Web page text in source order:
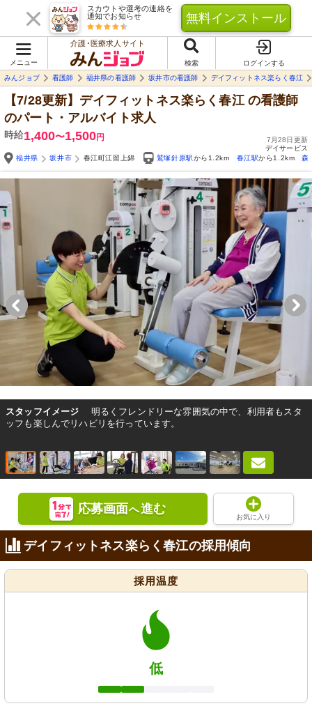
スカウトや選考の連絡を
通知でお知らせ
無料インストール
メニュー
介護･医療求人サイト
検索
ログインする
みんジョブ
看護師 福井県の看護師 坂井市の看護師 デイフィットネス楽らく春江
【7/28更新】デイフィットネス楽らく春江の看護師
のパート・アルバイト求人
時給1,400〜1,500円
7月28日更新
デイサービス
福井県
坂井市 春江町江留上錦 鷲塚針原駅から1.2km 春江駅から1.2km 森
スタッフイメージ
明るくフレンドリーな雰囲気の中で、利用者もスタ
ッフも楽しんでリハビリを行っています。
応募画面へ進む
お気に入り
デイフィットネス楽らく春江の採用傾向
採用温度
低